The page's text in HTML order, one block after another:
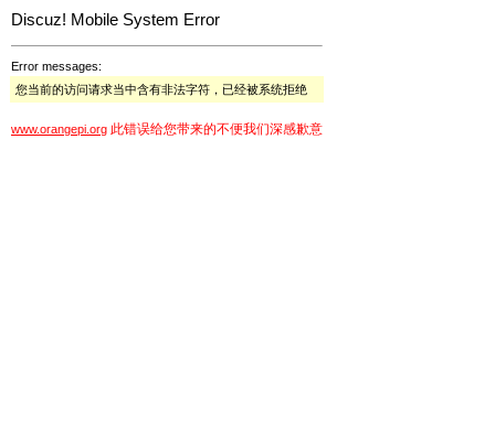
Discuz! Mobile System Error
Error messages:
您当前的访问请求当中含有非法字符，已经被系统拒绝
www.orangepi.org 此错误给您带来的不便我们深感歉意